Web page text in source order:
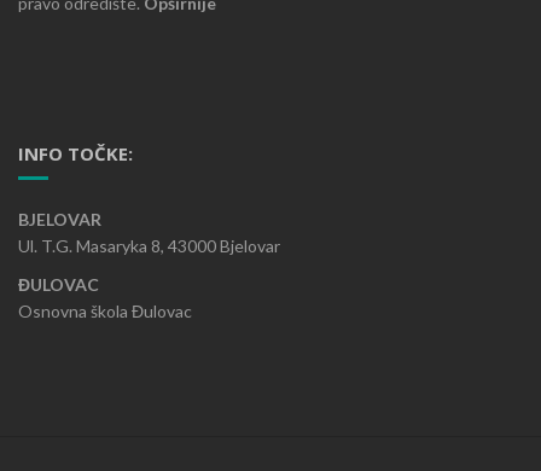
INFO TOČKE:
BJELOVAR
Ul. T.G. Masaryka 8, 43000 Bjelovar
ĐULOVAC
Osnovna škola Đulovac